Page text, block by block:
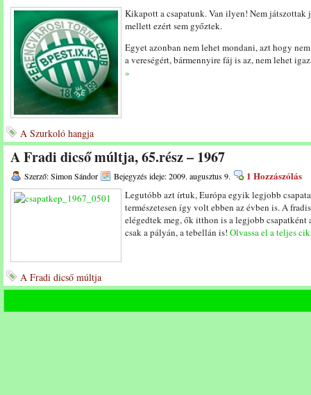
Kikapott a csapatunk. Van ilyen! Nem
mellett ezért sem győztek.
Egyet azonban nem lehet mondani, azt hogy
a vereségért, bármennyire fáj is az, nem lehet
»
A Szurkoló hangja
A Fradi dicső múltja, 65.rész – 1967
Szerző: Simon Sándor Bejegyzés ideje: 2009. augusztus 9. 1 Hozzászólás
Legutóbb azt írtuk, Európa egyik legjobb
természetesen így volt ebben az évben is. A
elégedtek meg, ők itthon is a legjobb csapatként
csak a pályán, a tebellán is! Olvassa el a teljes
A Fradi dicső múltja